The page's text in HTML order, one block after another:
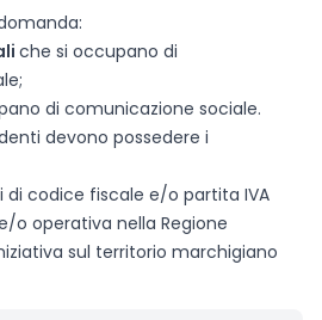
che si occupano di
di comunicazione sociale.
devono possedere i
di codice fiscale e/o partita IVA
o operativa nella Regione
sul territorio marchigiano